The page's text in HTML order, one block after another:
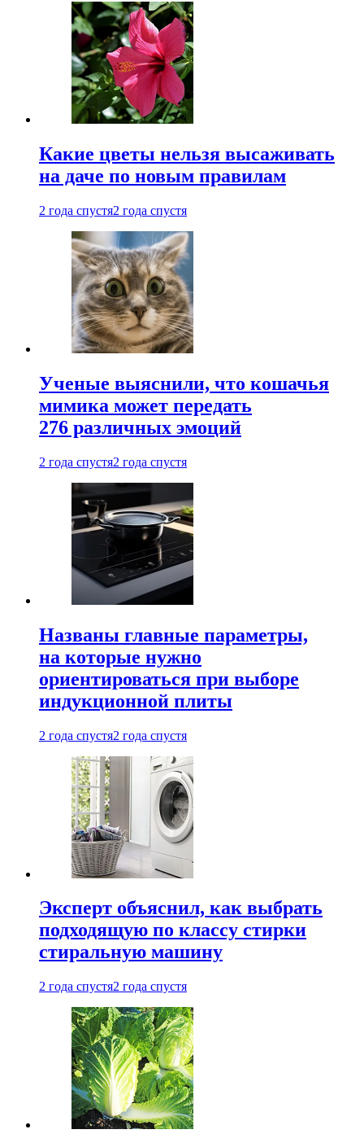
Какие цветы нельзя высаживать
на даче по новым правилам
2 года спустя2 года спустя
Ученые выяснили, что кошачья
мимика может передать
276 различных эмоций
2 года спустя2 года спустя
Названы главные параметры,
на которые нужно
ориентироваться при выборе
индукционной плиты
2 года спустя2 года спустя
Эксперт объяснил, как выбрать
подходящую по классу стирки
стиральную машину
2 года спустя2 года спустя